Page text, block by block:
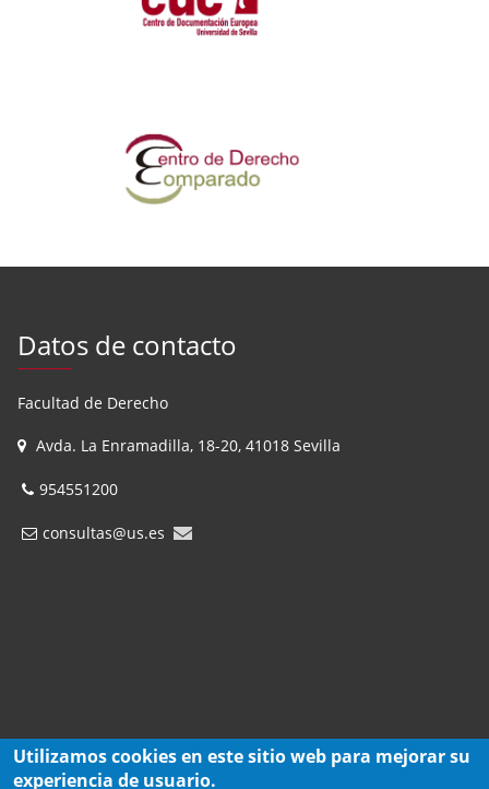
Datos de contacto
Facultad de Derecho
Avda. La Enramadilla, 18-20, 41018 Sevilla
954551200
consultas@us.es
Utilizamos cookies en este sitio web para mejorar su
experiencia de usuario.